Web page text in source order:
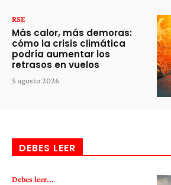
RSE
Más calor, más demoras:
cómo la crisis climática
podría aumentar los
retrasos en vuelos
5 agosto 2026
DEBES LEER
Debes leer...